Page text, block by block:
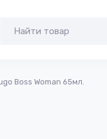
Boss Woman 65мл.